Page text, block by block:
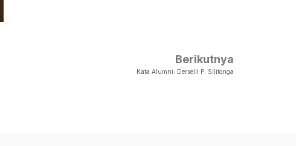
Berikutnya
Kata Alumni: Derselli P. Silitonga